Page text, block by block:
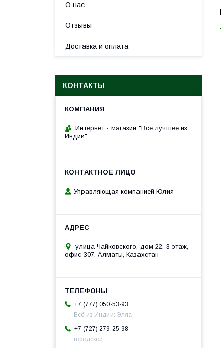
О нас
Отзывы
Доставка и оплата
КОНТАКТЫ
Интернет - магазин "Все лучшее из
Индии"
Управляющая компанией Юлия
улица Чайковского, дом 22, 3 этаж,
офис 307, Алматы, Казахстан
+7 (777) 050-53-93
Всё из Индии: Элла
+7 (727) 279-25-98
городской